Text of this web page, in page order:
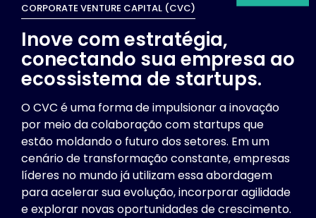
CORPORATE VENTURE CAPITAL (CVC)
Inove com estratégia,
conectando sua empresa ao
ecossistema de startups.
O CVC é uma forma de impulsionar a inovação
por meio da colaboração com startups que
estão moldando o futuro dos setores. Em um
cenário de transformação constante, empresas
líderes no mundo já utilizam essa abordagem
para acelerar sua evolução, incorporar agilidade
e explorar novas oportunidades de crescimento.